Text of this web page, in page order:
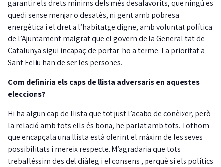
garantir els drets mínims dels més desafavorits, que ningú es
quedi sense menjar o desatès, ni gent amb pobresa
energètica i el dret a l’habitatge digne, amb voluntat política
de l’Ajuntament malgrat que el govern de la Generalitat de
Catalunya sigui incapaç de portar-ho a terme. La prioritat a
Sant Feliu han de ser les persones.
Com definiria els caps de llista adversaris en aquestes
eleccions?
Hi ha algun cap de llista que tot just l’acabo de conèixer, però
la relació amb tots ells és bona, he parlat amb tots. Tothom
que encapçala una llista està oferint el màxim de les seves
possibilitats i mereix respecte. M’agradaria que tots
treballéssim des del diàleg i el consens , perquè si els polítics